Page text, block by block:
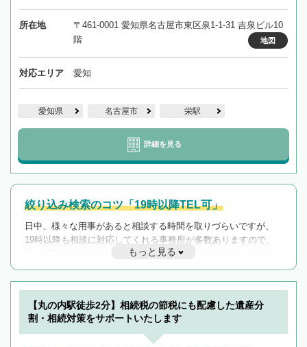
所在地
〒461-0001 愛知県名古屋市東区泉1-1-31 吉泉ビル10
階
地図
対応エリア 愛知
愛知県 名古屋市 栄駅
詳細を見る
絞り込み検索のコツ「19時以降TEL可」
日中、様々な用事があると相談する時間を取りづらいですが、
19時以降も相談に対応してくれる事務所が多数ありますので、
遅い時間の相談が増えそうな場合はそのような事務所に絞り込
んで検索してみましょう。
19時以降TEL可の条件
を加えて再検索
もっと見る
【丸の内駅徒歩2分】相続税の節税にも配慮した遺産分
割・相続対策をサポートいたします